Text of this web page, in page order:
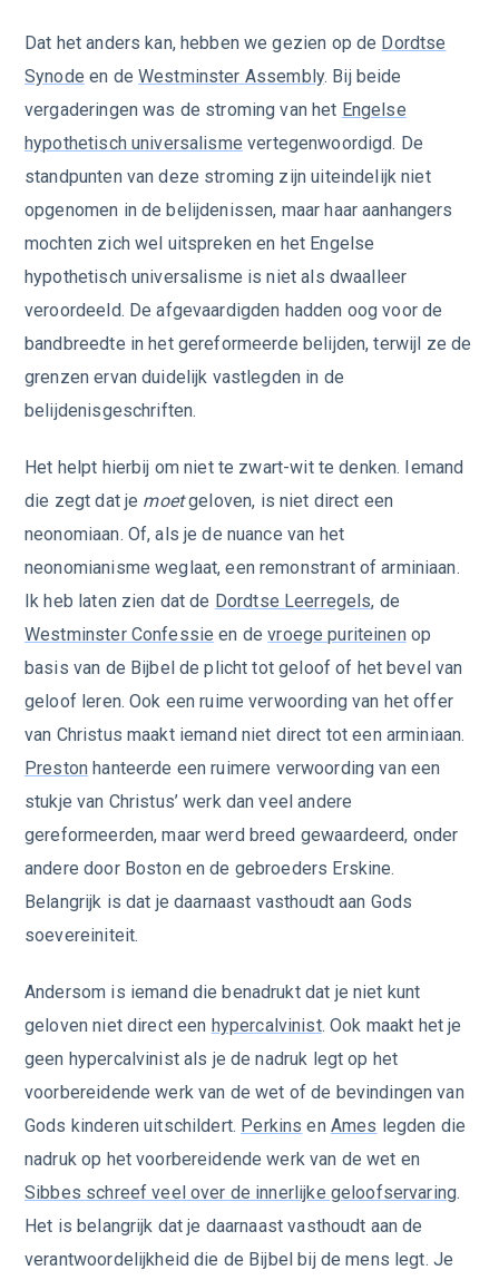
Dat het anders kan, hebben we gezien op de Dordtse
Synode en de Westminster Assembly. Bij beide
vergaderingen was de stroming van het Engelse
hypothetisch universalisme vertegenwoordigd. De
standpunten van deze stroming zijn uiteindelijk niet
opgenomen in de belijdenissen, maar haar aanhangers
mochten zich wel uitspreken en het Engelse
hypothetisch universalisme is niet als dwaalleer
veroordeeld. De afgevaardigden hadden oog voor de
bandbreedte in het gereformeerde belijden, terwijl ze de
grenzen ervan duidelijk vastlegden in de
belijdenisgeschriften.
Het helpt hierbij om niet te zwart-wit te denken. Iemand
die zegt dat je moetgeloven, is niet direct een
neonomiaan. Of, als je de nuance van het
neonomianisme weglaat, een remonstrant of arminiaan.
Ik heb laten zien dat de Dordtse Leerregels, de
Westminster Confessie en devroege puriteinenop
basis van de Bijbel de plicht tot geloof of het bevel van
geloof leren. Ook een ruime verwoording van het offer
van Christus maakt iemand niet direct tot een arminiaan.
Preston hanteerde een ruimere verwoording van een
stukje van Christus’ werk dan veel andere
gereformeerden, maar werd breed gewaardeerd, onder
andere door Boston en de gebroeders Erskine.
Belangrijk is dat je daarnaast vasthoudt aan Gods
soevereiniteit.
Andersom is iemand die benadrukt dat je niet kunt
geloven niet direct een hypercalvinist. Ook maakt het je
geen hypercalvinist als je de nadruk legt op het
voorbereidende werk van de wet of de bevindingen van
Gods kinderen uitschildert. Perkins en Ames legden die
nadruk op het voorbereidende werk van de wet en
Sibbes schreef veel over de innerlijke geloofservaring.
Het is belangrijk dat je daarnaast vasthoudt aan de
verantwoordelijkheid die de Bijbel bij de mens legt. Je